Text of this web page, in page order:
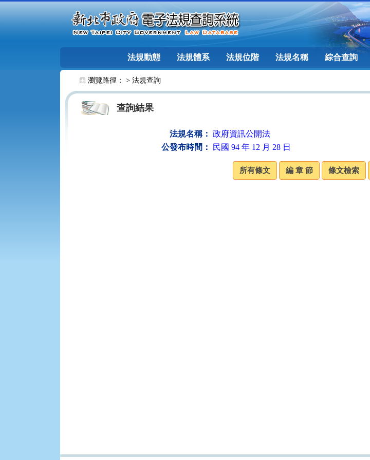
法規動態 法規體系 法規位階 法規名稱 綜合查詢
瀏覽路徑： > 法規查詢
查詢結果
法規名稱： 政府資訊公開法
公發布時間：
民國 94 年 12 月 28 日